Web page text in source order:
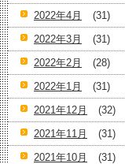
2022年4月
(31)
2022年3月
(31)
2022年2月
(28)
2022年1月
(31)
2021年12月
(32)
2021年11月
(31)
2021年10月
(31)